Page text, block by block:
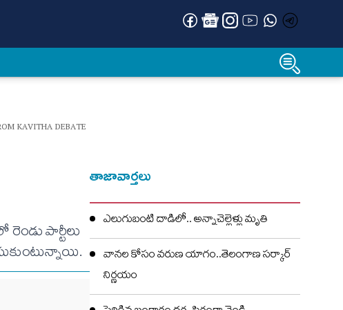
KAVITHA DEBATE
పార్టీలు
తాజావార్తలు
ఎలుగుబంటి దాడిలో.. అన్నాచెల్లెళ్లు మృతి
వానల కోసం వరుణ యాగం..తెలంగాణ సర్కార్
నిర్ణయం